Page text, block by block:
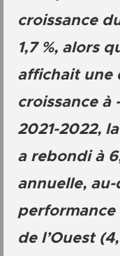
croissance
1,7 %, alors
affichait une
croissance à
2021-2022,
a rebondi à
annuelle,
performance
de l’Ouest